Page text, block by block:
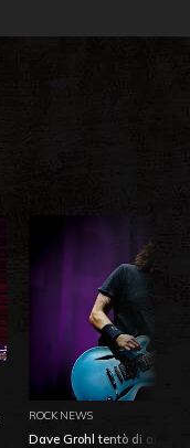
ROCK NEWS
Dave Grohl tentò di